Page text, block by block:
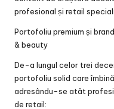
profesional și retail
Portofoliu premium și
& beauty
De-a lungul celor trei
portofoliu solid care
adresându-se atât
de retail: